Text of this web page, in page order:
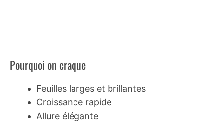
Pourquoi on craque
Feuilles larges et brillantes
Croissance rapide
Allure élégante